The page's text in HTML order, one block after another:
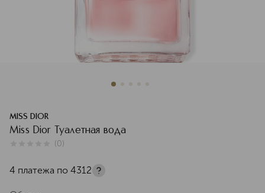
MISS DIOR
Miss Dior Туалетная вода
(0)
4 платежа по 4312